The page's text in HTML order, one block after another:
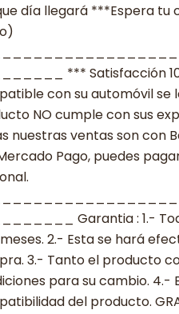
día llegará ***Espera tu
*** Satisfacción
con su automóvil se
NO cumple con sus
nuestras ventas son con
Pago, puedes
Garantia : 1.-
2.- Esta se hará
3.- Tanto el producto
para su cambio. 4.-
del producto.